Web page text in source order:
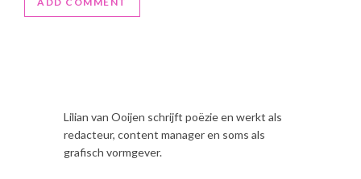
Lilian van Ooijen schrijft poëzie en werkt als
redacteur, content manager en soms als
grafisch vormgever.